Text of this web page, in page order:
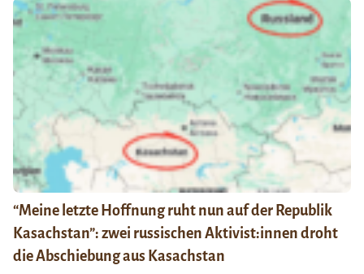
“Meine letzte Hoffnung ruht nun auf der Republik
Kasachstan”: zwei russischen Aktivist:innen droht
die Abschiebung aus Kasachstan